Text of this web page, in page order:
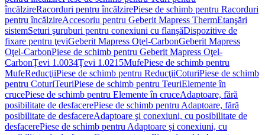
încălzireRacorduri pentru încălzirePiese de schimb pentru Racorduri
pentru încălzireAccesoriu pentru Geberit Mapress ThermEtanşări
sistemSeturi şuruburi pentru conexiuni cu flanşăDispozitive de
fixare pentru ţeviGeberit Mapress Oţel-CarbonGeberit Mapress
Oţel-CarbonPiese de schimb pentru Geberit Mapress Oţel-
CarbonŢevi 1.0034Ţevi 1.0215MufePiese de schimb pentru
MufeReducţiiPiese de schimb pentru ReducţiiCoturiPiese de schimb
pentru CoturiTeuriPiese de schimb pentru TeuriElemente în
crucePiese de schimb pentru Elemente în cruceAdaptoare, fără
posibilitate de desfacerePiese de schimb pentru Adaptoare, fără
posibilitate de desfacereAdaptoare şi conexiuni, cu posibilitate de
desfacerePiese de schimb pentru Adaptoare şi conexiuni, cu